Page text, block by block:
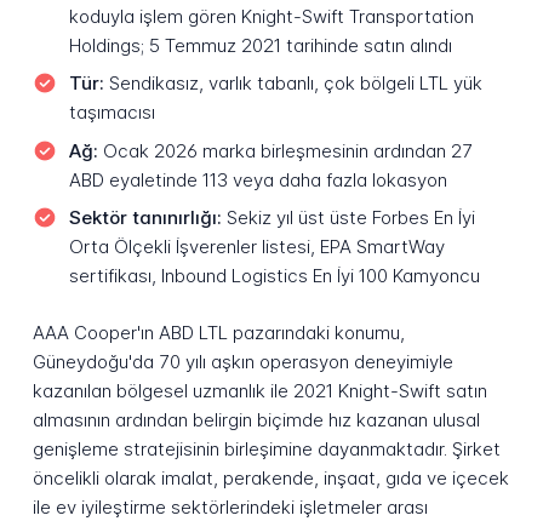
koduyla işlem gören Knight-Swift Transportation
Holdings; 5 Temmuz 2021 tarihinde satın alındı
Tür: Sendikasız, varlık tabanlı, çok bölgeli LTL yük
taşımacısı
Ağ: Ocak 2026 marka birleşmesinin ardından 27
ABD eyaletinde 113 veya daha fazla lokasyon
Sektör tanınırlığı: Sekiz yıl üst üste Forbes En İyi
Orta Ölçekli İşverenler listesi, EPA SmartWay
sertifikası, Inbound Logistics En İyi 100 Kamyoncu
AAA Cooper'ın ABD LTL pazarındaki konumu,
Güneydoğu'da 70 yılı aşkın operasyon deneyimiyle
kazanılan bölgesel uzmanlık ile 2021 Knight-Swift satın
almasının ardından belirgin biçimde hız kazanan ulusal
genişleme stratejisinin birleşimine dayanmaktadır. Şirket
öncelikli olarak imalat, perakende, inşaat, gıda ve içecek
ile ev iyileştirme sektörlerindeki işletmeler arası